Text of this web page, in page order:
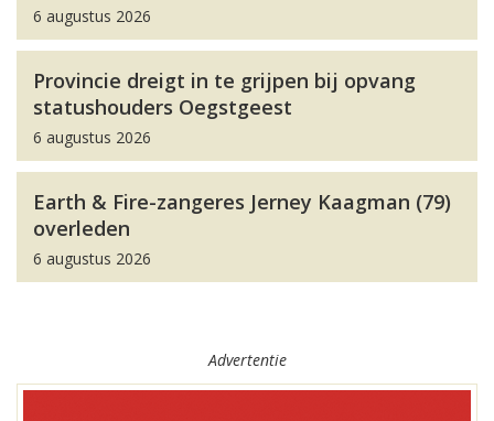
6 augustus 2026
Provincie dreigt in te grijpen bij opvang
statushouders Oegstgeest
6 augustus 2026
Earth & Fire-zangeres Jerney Kaagman (79)
overleden
6 augustus 2026
Advertentie